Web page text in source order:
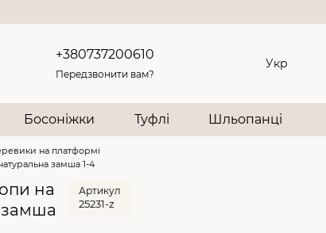
+380737200610
Передзвонити вам?
Укр
Босоніжки Туфлі Шльопанці
на платформі
замша 1-4
на
замша
Артикул
25231-z